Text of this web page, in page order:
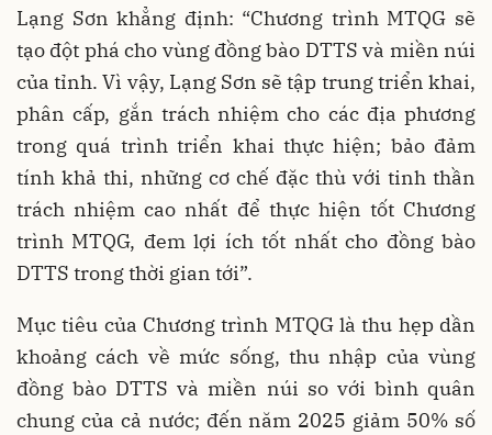
Lạng Sơn khẳng định: “Chương trình MTQG sẽ
tạo đột phá cho vùng đồng bào DTTS và miền núi
của tỉnh. Vì vậy, Lạng Sơn sẽ tập trung triển khai,
phân cấp, gắn trách nhiệm cho các địa phương
trong quá trình triển khai thực hiện; bảo đảm
tính khả thi, những cơ chế đặc thù với tinh thần
trách nhiệm cao nhất để thực hiện tốt Chương
trình MTQG, đem lợi ích tốt nhất cho đồng bào
DTTS trong thời gian tới”.
Mục tiêu của Chương trình MTQG là thu hẹp dần
khoảng cách về mức sống, thu nhập của vùng
đồng bào DTTS và miền núi so với bình quân
chung của cả nước; đến năm 2025 giảm 50% số